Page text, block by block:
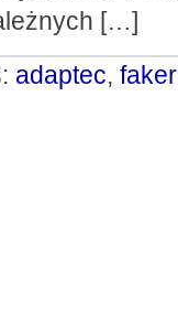
[…]
adaptec,